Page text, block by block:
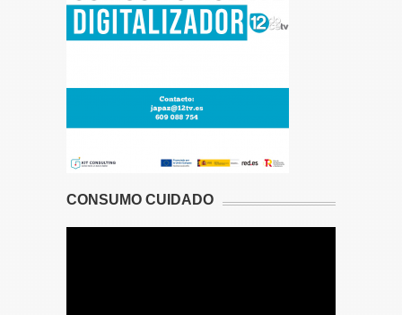
CONSUMO CUIDADO